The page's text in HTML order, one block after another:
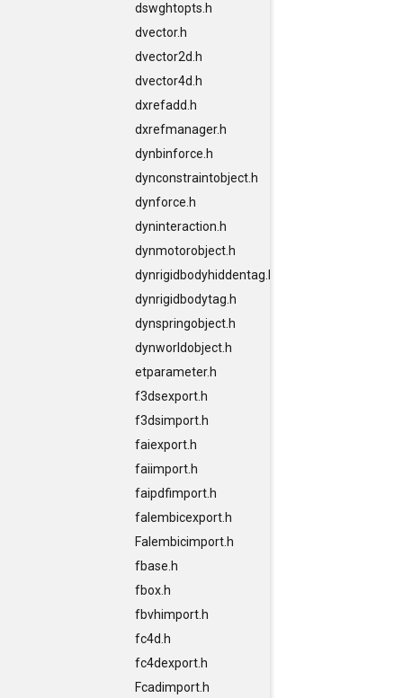
dswghtopts.h
dvector.h
dvector2d.h
dvector4d.h
dxrefadd.h
dxrefmanager.h
dynbinforce.h
dynconstraintobject.h
dynforce.h
dyninteraction.h
dynmotorobject.h
dynrigidbodyhiddentag.h
dynrigidbodytag.h
dynspringobject.h
dynworldobject.h
etparameter.h
f3dsexport.h
f3dsimport.h
faiexport.h
faiimport.h
faipdfimport.h
falembicexport.h
Falembicimport.h
fbase.h
fbox.h
fbvhimport.h
fc4d.h
fc4dexport.h
Fcadimport.h